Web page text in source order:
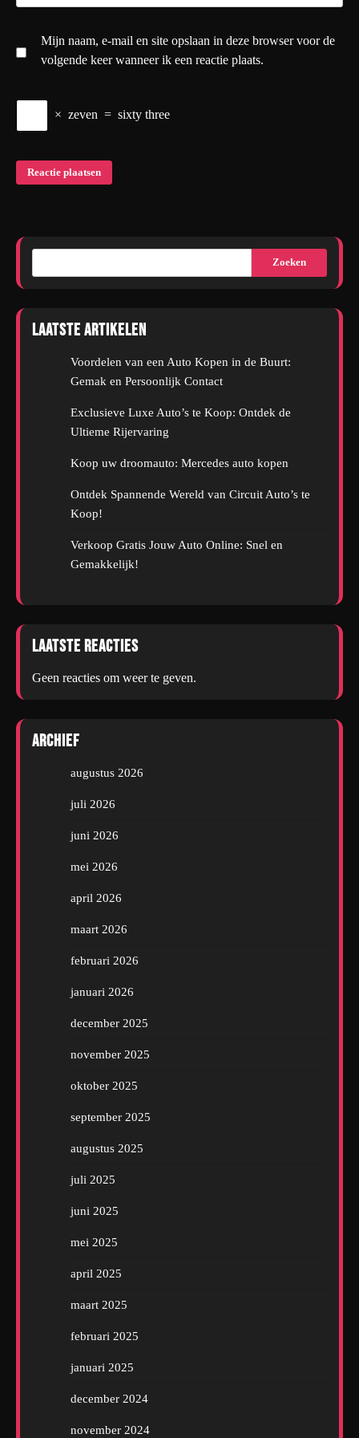
Mijn naam, e-mail en site opslaan in deze browser voor de
volgende keer wanneer ik een reactie plaats.
× zeven = sixty three
Zoeken
Laatste artikelen
Voordelen van een Auto Kopen in de Buurt:
Gemak en Persoonlijk Contact
Exclusieve Luxe Auto’s te Koop: Ontdek de
Ultieme Rijervaring
Koop uw droomauto: Mercedes auto kopen
Ontdek Spannende Wereld van Circuit Auto’s te
Koop!
Verkoop Gratis Jouw Auto Online: Snel en
Gemakkelijk!
Laatste reacties
Geen reacties om weer te geven.
Archief
augustus 2026
juli 2026
juni 2026
mei 2026
april 2026
maart 2026
februari 2026
januari 2026
december 2025
november 2025
oktober 2025
september 2025
augustus 2025
juli 2025
juni 2025
mei 2025
april 2025
maart 2025
februari 2025
januari 2025
december 2024
november 2024